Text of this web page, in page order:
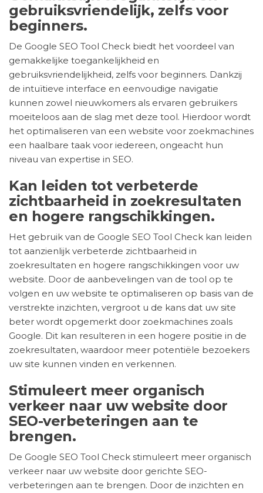
gebruiksvriendelijk, zelfs voor
beginners.
De Google SEO Tool Check biedt het voordeel van
gemakkelijke toegankelijkheid en
gebruiksvriendelijkheid, zelfs voor beginners. Dankzij
de intuïtieve interface en eenvoudige navigatie
kunnen zowel nieuwkomers als ervaren gebruikers
moeiteloos aan de slag met deze tool. Hierdoor wordt
het optimaliseren van een website voor zoekmachines
een haalbare taak voor iedereen, ongeacht hun
niveau van expertise in SEO.
Kan leiden tot verbeterde
zichtbaarheid in zoekresultaten
en hogere rangschikkingen.
Het gebruik van de Google SEO Tool Check kan leiden
tot aanzienlijk verbeterde zichtbaarheid in
zoekresultaten en hogere rangschikkingen voor uw
website. Door de aanbevelingen van de tool op te
volgen en uw website te optimaliseren op basis van de
verstrekte inzichten, vergroot u de kans dat uw site
beter wordt opgemerkt door zoekmachines zoals
Google. Dit kan resulteren in een hogere positie in de
zoekresultaten, waardoor meer potentiële bezoekers
uw site kunnen vinden en verkennen.
Stimuleert meer organisch
verkeer naar uw website door
SEO-verbeteringen aan te
brengen.
De Google SEO Tool Check stimuleert meer organisch
verkeer naar uw website door gerichte SEO-
verbeteringen aan te brengen. Door de inzichten en